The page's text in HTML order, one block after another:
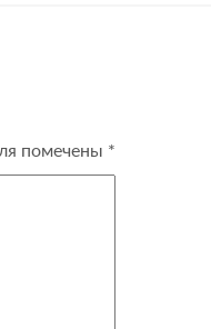
помечены *